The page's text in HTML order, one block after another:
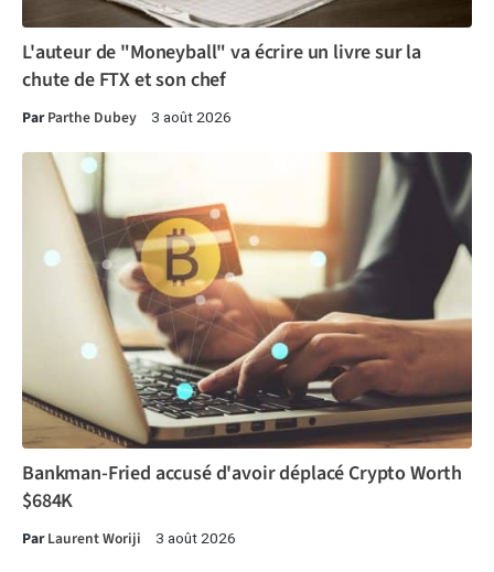
L'auteur de "Moneyball" va écrire un livre sur la
chute de FTX et son chef
ParParthe Dubey 3 août 2026
Bankman-Fried accusé d'avoir déplacé Crypto Worth
$684K
ParLaurent Woriji 3 août 2026